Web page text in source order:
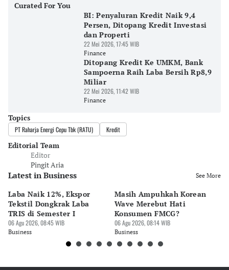
Curated For You
BI: Penyaluran Kredit Naik 9,4
Persen, Ditopang Kredit Investasi
dan Properti
22 Mei 2026, 17:45 WIB
Finance
Ditopang Kredit Ke UMKM, Bank
Sampoerna Raih Laba Bersih Rp8,9
Miliar
22 Mei 2026, 11:42 WIB
Finance
Topics
PT Raharja Energi Cepu Tbk (RATU) Kredit
Editorial Team
Editor
Pingit Aria
Latest in Business See More
Laba Naik 12%, Ekspor
Tekstil Dongkrak Laba
TRIS di Semester I
06 Agu 2026, 08:45 WIB
Business
Masih Ampuhkah Korean
Wave Merebut Hati
Konsumen FMCG?
06 Agu 2026, 08:14 WIB
Business